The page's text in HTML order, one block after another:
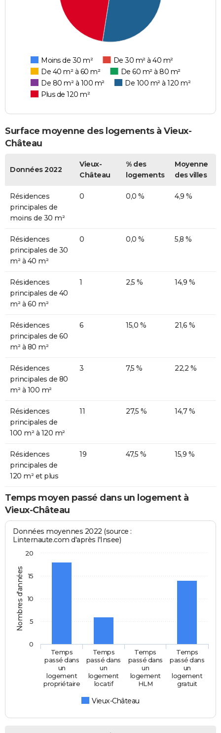
Moins de 30 m²
De 30 m² à 40 m²
De 40 m² à 60 m²
De 60 m² à 80 m²
De 80 m² à 100 m²
De 100 m² à 120 m²
Plus de 120 m²
Surface moyenne des logements à Vieux-
Château
Données 2022
Vieux-
Château
% des
logements
Moyenne
des villes
Résidences
principales de
moins de 30 m²
0 0,0 % 4,9 %
Résidences
principales de 30
m² à 40 m²
0 0,0 % 5,8 %
Résidences
principales de 40
m² à 60 m²
1 2,5 % 14,9 %
Résidences
principales de 60
m² à 80 m²
6 15,0 % 21,6 %
Résidences
principales de 80
m² à 100 m²
3 7,5 % 22,2 %
Résidences
principales de
100 m² à 120 m²
11 27,5 % 14,7 %
Résidences
principales de
120 m² et plus
19 47,5 % 15,9 %
Temps moyen passé dans un logement à
Vieux-Château
Nombres d'années
Données moyennes 2022 (source :
Linternaute.com d'après l'Insee)
Vieux-Château
Temps
passé dans
un
logement
propriétaire
Temps
passé dans
un
logement
locatif
Temps
passé dans
un
logement
HLM
Temps
passé dans
un
logement
gratuit
0
5
10
15
20